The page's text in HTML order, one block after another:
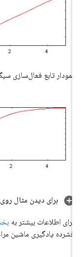
نمودار تابع فعال‌سازی
برای دیدن مثال
برای اطلاعات بیشتر به
فشرده یادگیری ماشین